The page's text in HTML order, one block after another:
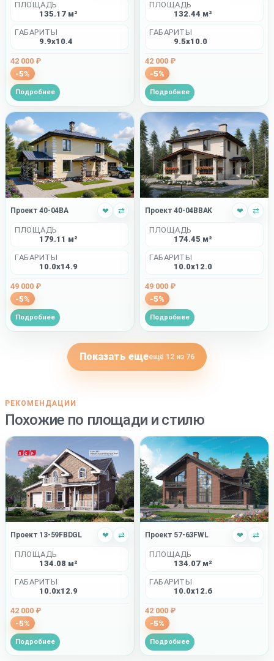
ПЛОЩАДЬ
135.17 м²
ГАБАРИТЫ
9.9x10.4
42 000 ₽
-5%
Подробнее
ПЛОЩАДЬ
132.44 м²
ГАБАРИТЫ
9.5x10.0
42 000 ₽
-5%
Подробнее
Проект 40-04BA ❤ ⇄
ПЛОЩАДЬ
179.11 м²
ГАБАРИТЫ
10.0x14.9
49 000 ₽
-5%
Подробнее
Проект 40-04BBAK ❤ ⇄
ПЛОЩАДЬ
174.45 м²
ГАБАРИТЫ
10.0x12.0
49 000 ₽
-5%
Подробнее
Показать ещеещё 12 из 76
РЕКОМЕНДАЦИИ
Похожие по площади и стилю
Проект 13-59FBDGL ❤ ⇄
ПЛОЩАДЬ
134.08 м²
ГАБАРИТЫ
10.0x12.9
42 000 ₽
-5%
Подробнее
Проект 57-63FWL ❤ ⇄
ПЛОЩАДЬ
134.07 м²
ГАБАРИТЫ
10.0x12.6
42 000 ₽
-5%
Подробнее